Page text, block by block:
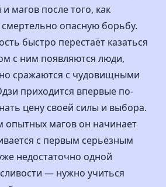
магов после того, как
смертельно опасную борьбу.
быстро перестаёт казаться
с ним появляются люди,
сражаются с чудовищными
приходится впервые по-
цену своей силы и выбора.
опытных магов он начинает
с первым серьёзным
недостаточно одной
— нужно учиться